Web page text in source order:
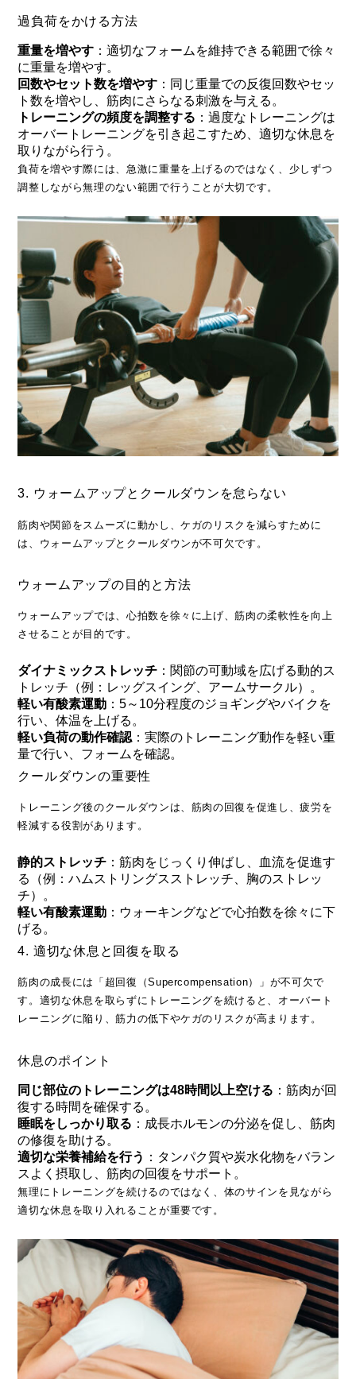
過負荷をかける方法
重量を増やす ：適切なフォームを維持できる範囲で徐々
に重量を増やす。
回数やセット数を増やす ：同じ重量での反復回数やセッ
ト数を増やし、筋肉にさらなる刺激を与える。
トレーニングの頻度を調整する ：過度なトレーニングは
オーバートレーニングを引き起こすため、適切な休息を
取りながら行う。
負荷を増やす際には、急激に重量を上げるのではなく、少しずつ
調整しながら無理のない範囲で行うことが大切です。
3. ウォームアップとクールダウンを怠らない
筋肉や関節をスムーズに動かし、ケガのリスクを減らすために
は、ウォームアップとクールダウンが不可欠です。
ウォームアップの目的と方法
ウォームアップでは、心拍数を徐々に上げ、筋肉の柔軟性を向上
させることが目的です。
ダイナミックストレッチ ：関節の可動域を広げる動的ス
トレッチ（例：レッグスイング、アームサークル）。
軽い有酸素運動 ：5～10分程度のジョギングやバイクを
行い、体温を上げる。
軽い負荷の動作確認 ：実際のトレーニング動作を軽い重
量で行い、フォームを確認。
クールダウンの重要性
トレーニング後のクールダウンは、筋肉の回復を促進し、疲労を
軽減する役割があります。
静的ストレッチ ：筋肉をじっくり伸ばし、血流を促進す
る（例：ハムストリングスストレッチ、胸のストレッ
チ）。
軽い有酸素運動 ：ウォーキングなどで心拍数を徐々に下
げる。
4. 適切な休息と回復を取る
筋肉の成長には「超回復（Supercompensation）」が不可欠で
す。適切な休息を取らずにトレーニングを続けると、オーバート
レーニングに陥り、筋力の低下やケガのリスクが高まります。
休息のポイント
同じ部位のトレーニングは48時間以上空ける ：筋肉が回
復する時間を確保する。
睡眠をしっかり取る ：成長ホルモンの分泌を促し、筋肉
の修復を助ける。
適切な栄養補給を行う ：タンパク質や炭水化物をバラン
スよく摂取し、筋肉の回復をサポート。
無理にトレーニングを続けるのではなく、体のサインを見ながら
適切な休息を取り入れることが重要です。